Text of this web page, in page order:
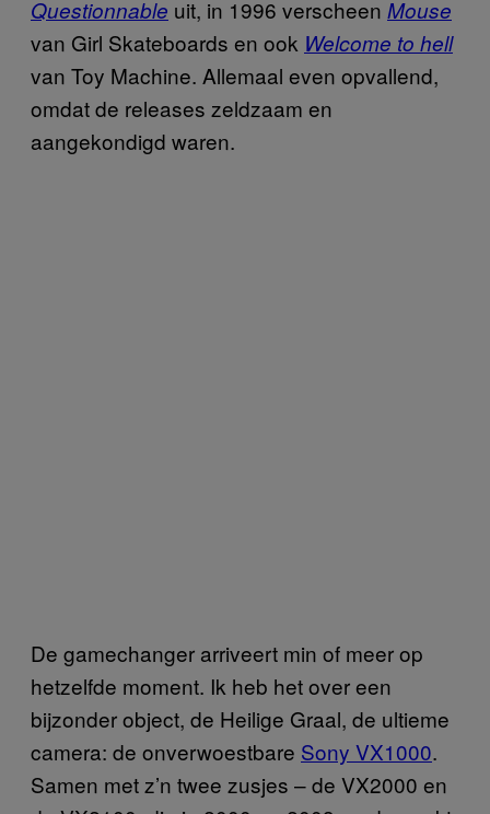
Questionnable uit, in 1996 verscheen Mouse
van Girl Skateboards en ook Welcome to hell
van Toy Machine. Allemaal even opvallend,
omdat de releases zeldzaam en
aangekondigd waren.
De gamechanger arriveert min of meer op
hetzelfde moment. Ik heb het over een
bijzonder object, de Heilige Graal, de ultieme
camera: de onverwoestbare Sony VX1000.
Samen met z’n twee zusjes – de VX2000 en